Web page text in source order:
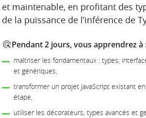
et maintenable, en profitant des
de la puissance de l’inférence de
Pendant 2 jours, vous apprendrez à
maîtriser les fondamentaux : types,
et génériques,
transformer un projet JavaScript existant
étape,
utiliser les décorateurs, types avancés et